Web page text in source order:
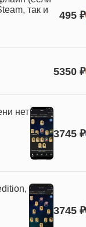
так и
495 ₽
5350 ₽
нет
3745 ₽
3745 ₽